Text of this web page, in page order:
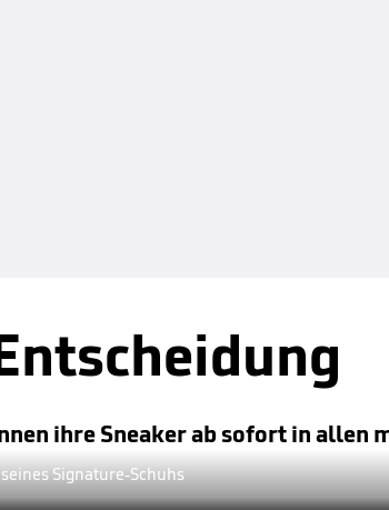
ihre Sneaker ab sofort in allen
Signature-Schuhs